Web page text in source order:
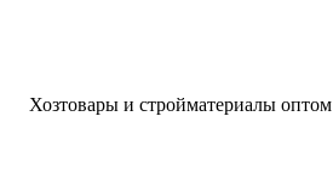
Хозтовары и стройматериалы оптом